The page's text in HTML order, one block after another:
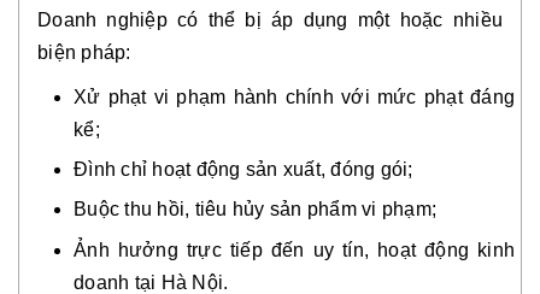
Doanh nghiệp có thể bị áp dụng một hoặc nhiều
biện pháp:
Xử phạt vi phạm hành chính với mức phạt đáng
kể;
Đình chỉ hoạt động sản xuất, đóng gói;
Buộc thu hồi, tiêu hủy sản phẩm vi phạm;
Ảnh hưởng trực tiếp đến uy tín, hoạt động kinh
doanh tại Hà Nội.